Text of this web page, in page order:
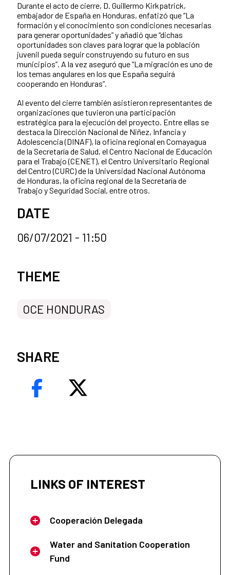
Durante el acto de cierre, D. Guillermo Kirkpatrick,
embajador de España en Honduras, enfatizó que “La
formación y el conocimiento son condiciones necesarias
para generar oportunidades” y añadió que “dichas
oportunidades son claves para lograr que la población
juvenil pueda seguir construyendo su futuro en sus
municipios”. A la vez aseguró que “La migración es uno de
los temas angulares en los que España seguirá
cooperando en Honduras”.
Al evento del cierre también asistieron representantes de
organizaciones que tuvieron una participación
estratégica para la ejecución del proyecto. Entre ellas se
destaca la Dirección Nacional de Niñez, Infancia y
Adolescencia (DINAF), la oficina regional en Comayagua
de la Secretaría de Salud, el Centro Nacional de Educación
para el Trabajo (CENET), el Centro Universitario Regional
del Centro (CURC) de la Universidad Nacional Autónoma
de Honduras, la oficina regional de la Secretaría de
Trabajo y Seguridad Social, entre otros.
DATE
06/07/2021 - 11:50
News categories
THEME
OCE HONDURAS
SHARE
LINKS OF INTEREST
Cooperación Delegada
Water and Sanitation Cooperation
Fund